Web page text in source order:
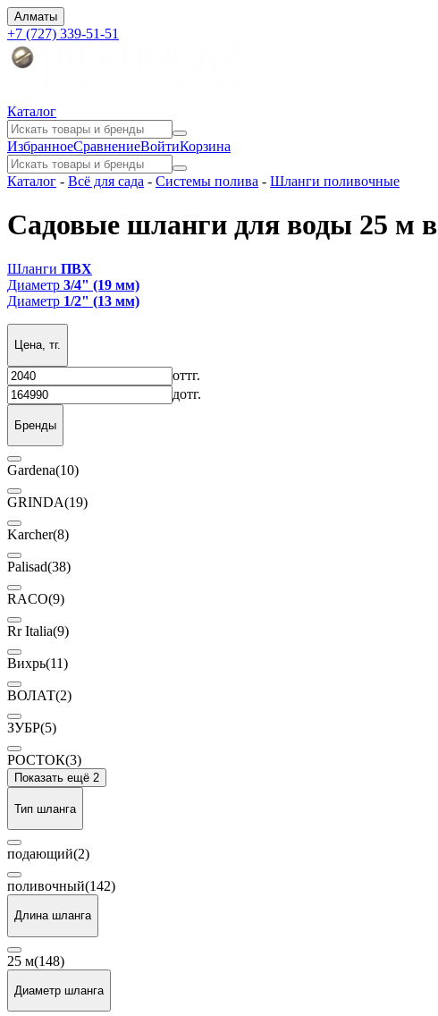
Алматы
+7 (727) 339-51-51
Каталог
ИзбранноеСравнениеВойтиКорзина
Каталог - Всё для сада - Системы полива - Шланги поливочные
Садовые шланги для воды 25 м
Шланги ПВХ
Диаметр 3/4" (19 мм)
Диаметр 1/2" (13 мм)
Цена, тг.
оттг.
дотг.
Бренды
Gardena(10)
GRINDA(19)
Karcher(8)
Palisad(38)
RACO(9)
Rr Italia(9)
Вихрь(11)
ВОЛАТ(2)
ЗУБР(5)
РОСТОК(3)
Показать ещё 2
Тип шланга
подающий(2)
поливочный(142)
Длина шланга
25 м(148)
Диаметр шланга